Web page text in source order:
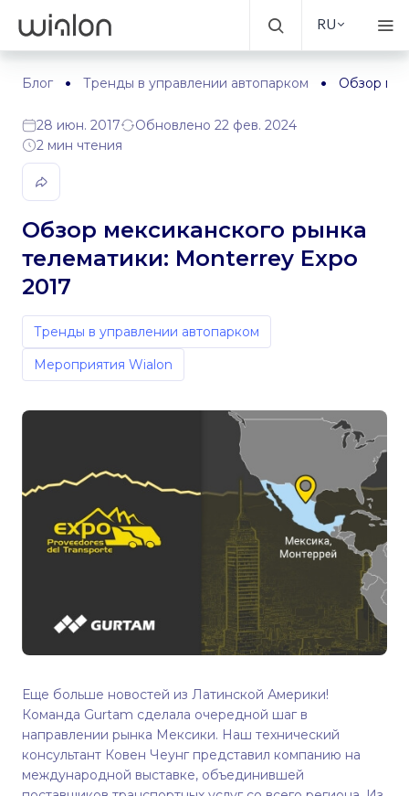
RU
Блог Тренды в управлении автопарком Обзор
28 июн. 2017
Обновлено 22 фев. 2024
2 мин чтения
Обзор мексиканского рынка
телематики: Monterrey Expo
2017
Тренды в управлении автопарком
Мероприятия Wialon
Еще больше новостей из Латинской Америки!
Команда Gurtam сделала очередной шаг в
направлении рынка Мексики. Наш технический
консультант Ковен Чеунг представил компанию на
международной выставке, объединившей